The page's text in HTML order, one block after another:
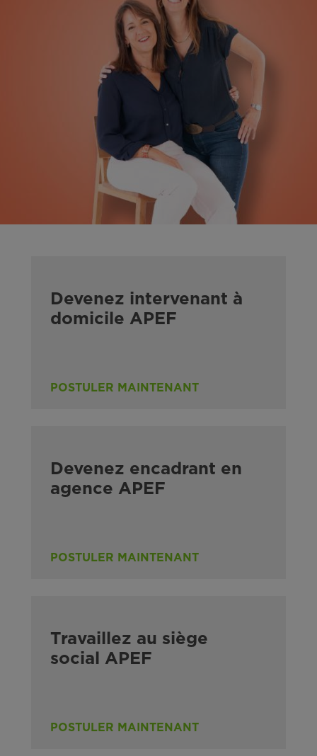
Devenez intervenant à
domicile APEF
POSTULER MAINTENANT
Devenez encadrant en
agence APEF
POSTULER MAINTENANT
Travaillez au siège
social APEF
POSTULER MAINTENANT